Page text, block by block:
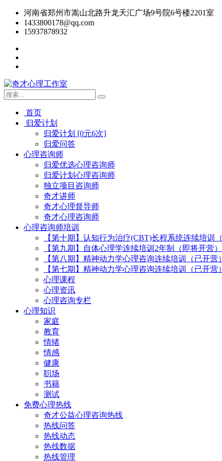
河南省郑州市嵩山北路升龙天汇广场9号院6号楼2201室
1433800178@qq.com
15937878932
首页
归爱计划
归爱计划 [0元6次]
归爱问答
心理咨询师
归爱优选心理咨询师
归爱计划心理咨询师
独立项目咨询师
奇才讲师
奇才心理督导师
奇才心理咨询师
心理咨询师培训
【第十期】认知行为治疗(CBT)长程系统连续培训
【第九期】自体心理学连续培训2年制（即将开营）
【第八期】精神动力学心理咨询连续培训（已开营）
【第七期】精神动力学心理咨询连续培训（已开营）
心理课程
心理资讯
心理咨询专栏
心理知识
家庭
教育
情绪
情感
健康
职场
书籍
测试
免费心理热线
奇才公益心理咨询热线
热线问答
热线动态
热线数据
热线管理